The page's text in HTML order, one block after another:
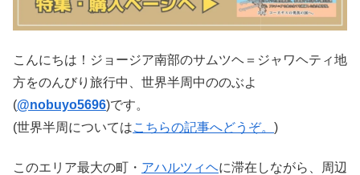
こんにちは！ジョージア南部のサムツヘ＝ジャワヘティ地
方をのんびり旅行中、世界半周中ののぶよ
(@nobuyo5696)です。
(世界半周についてはこちらの記事へどうぞ。 )
このエリア最大の町・ アハルツィヘに滞在しながら、周辺